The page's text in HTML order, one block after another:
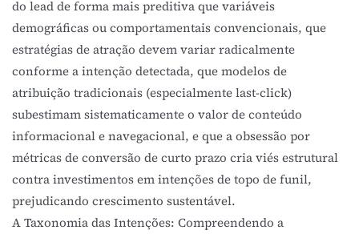
do lead de forma mais preditiva que variáveis
demográficas ou comportamentais convencionais, que
estratégias de atração devem variar radicalmente
conforme a intenção detectada, que modelos de
atribuição tradicionais (especialmente last-click)
subestimam sistematicamente o valor de conteúdo
informacional e navegacional, e que a obsessão por
métricas de conversão de curto prazo cria viés estrutural
contra investimentos em intenções de topo de funil,
prejudicando crescimento sustentável.
A Taxonomia das Intenções: Compreendendo a